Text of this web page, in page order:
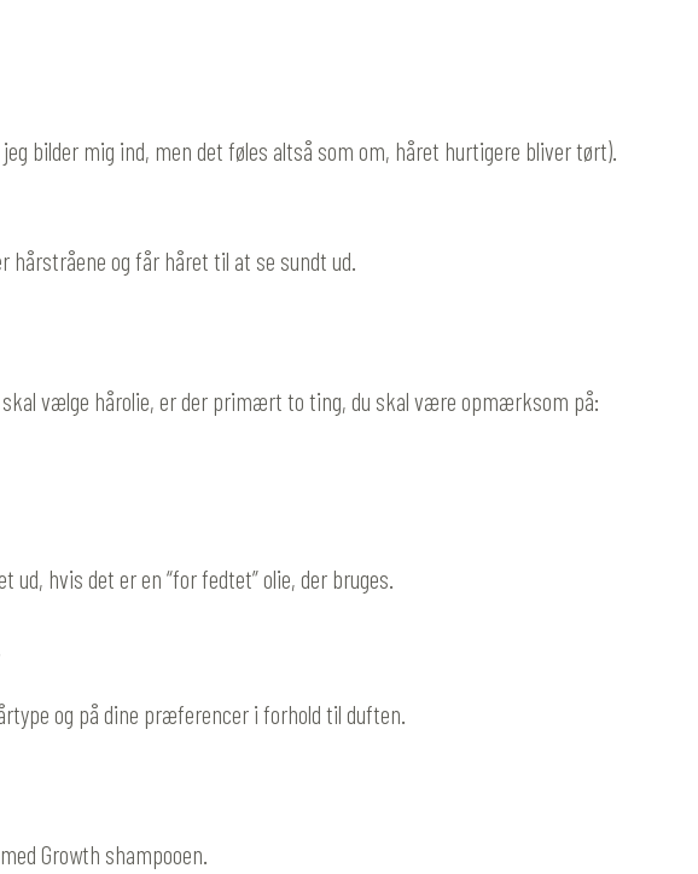
bilder mig ind, men det føles altså som om, håret hurtigere bliver tørt).
hårstråene og får håret til at se sundt ud.
vælge hårolie, er der primært to ting, du skal være opmærksom på:
hvis det er en “for fedtet” olie, der bruges.
og på dine præferencer i forhold til duften.
Growth shampooen.